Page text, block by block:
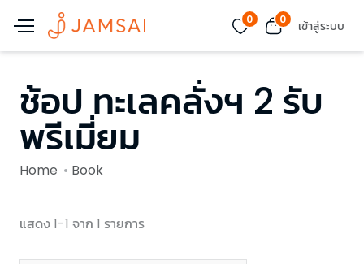
0 0 เข้าสู่ระบบ
ช้อป ทะเลคลั่งฯ 2 รับ
พรีเมี่ยม
Home Book
แสดง 1-1 จาก 1 รายการ